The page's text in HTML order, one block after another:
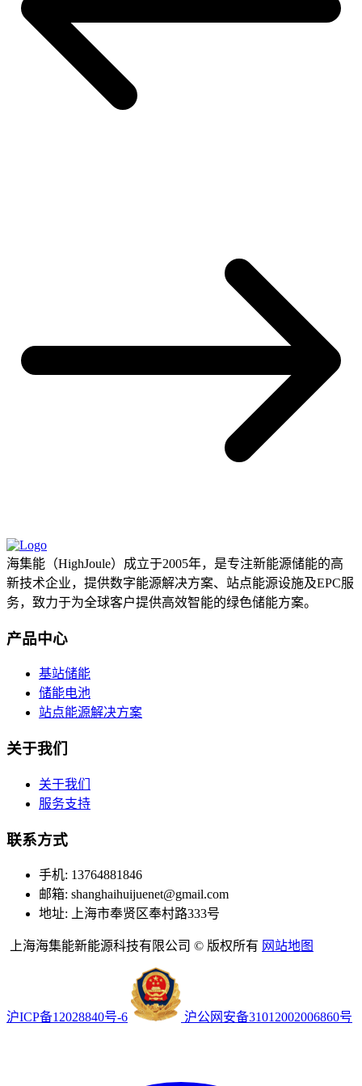
海集能（HighJoule）成立于2005年，是专注新能源储能的高
新技术企业，提供数字能源解决方案、站点能源设施及EPC服
务，致力于为全球客户提供高效智能的绿色储能方案。
产品中心
基站储能
储能电池
站点能源解决方案
关于我们
关于我们
服务支持
联系方式
手机: 13764881846
邮箱: shanghaihuijuenet@gmail.com
地址: 上海市奉贤区奉村路333号
上海海集能新能源科技有限公司 © 版权所有 网站地图
沪ICP备12028840号-6 沪公网安备31012002006860号